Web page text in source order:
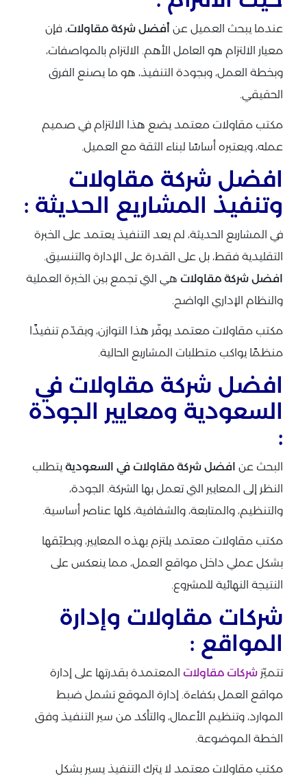
عندما يبحث العميل عن أفضل شركة مقاولات، فإن
معيار الالتزام هو العامل الأهم. الالتزام بالمواصفات،
وبخطة العمل، وبجودة التنفيذ، هو ما يصنع الفرق
الحقيقي.
مكتب مقاولات معتمد يضع هذا الالتزام في صميم
عمله، ويعتبره أساسًا لبناء الثقة مع العميل.
افضل شركة مقاولات
وتنفيذ المشاريع الحديثة :
في المشاريع الحديثة، لم يعد التنفيذ يعتمد على الخبرة
التقليدية فقط، بل على القدرة على الإدارة والتنسيق.
افضل شركة مقاولات هي التي تجمع بين الخبرة العملية
والنظام الإداري الواضح.
مكتب مقاولات معتمد يوفّر هذا التوازن، ويقدّم تنفيذًا
منظمًا يواكب متطلبات المشاريع الحالية.
افضل شركة مقاولات في
السعودية ومعايير الجودة
:
البحث عن افضل شركة مقاولات في السعودية يتطلب
النظر إلى المعايير التي تعمل بها الشركة. الجودة،
والتنظيم، والمتابعة، والشفافية، كلها عناصر أساسية.
مكتب مقاولات معتمد يلتزم بهذه المعايير، ويطبّقها
بشكل عملي داخل مواقع العمل، مما ينعكس على
النتيجة النهائية للمشروع.
شركات مقاولات وإدارة
المواقع :
تتميّز شركات مقاولات المعتمدة بقدرتها على إدارة
مواقع العمل بكفاءة. إدارة الموقع تشمل ضبط
الموارد، وتنظيم الأعمال، والتأكد من سير التنفيذ وفق
الخطة الموضوعة.
مكتب مقاولات معتمد لا يترك التنفيذ يسير بشكل